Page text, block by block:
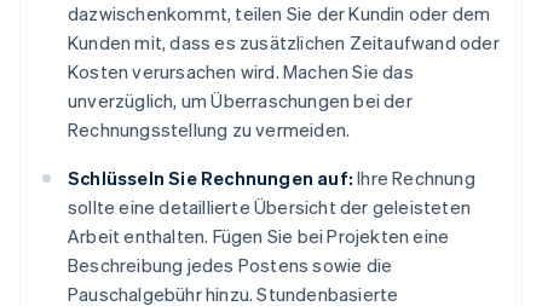
dazwischenkommt, teilen Sie der Kundin oder dem
Kunden mit, dass es zusätzlichen Zeitaufwand oder
Kosten verursachen wird. Machen Sie das
unverzüglich, um Überraschungen bei der
Rechnungsstellung zu vermeiden.
Schlüsseln Sie Rechnungen auf: Ihre Rechnung
sollte eine detaillierte Übersicht der geleisteten
Arbeit enthalten. Fügen Sie bei Projekten eine
Beschreibung jedes Postens sowie die
Pauschalgebühr hinzu. Stundenbasierte